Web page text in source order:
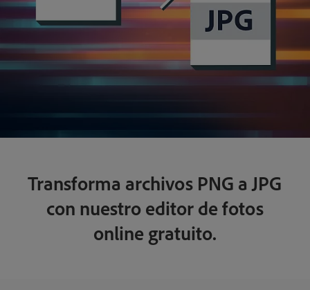
Transforma archivos PNG a JPG
con nuestro editor de fotos
online gratuito.